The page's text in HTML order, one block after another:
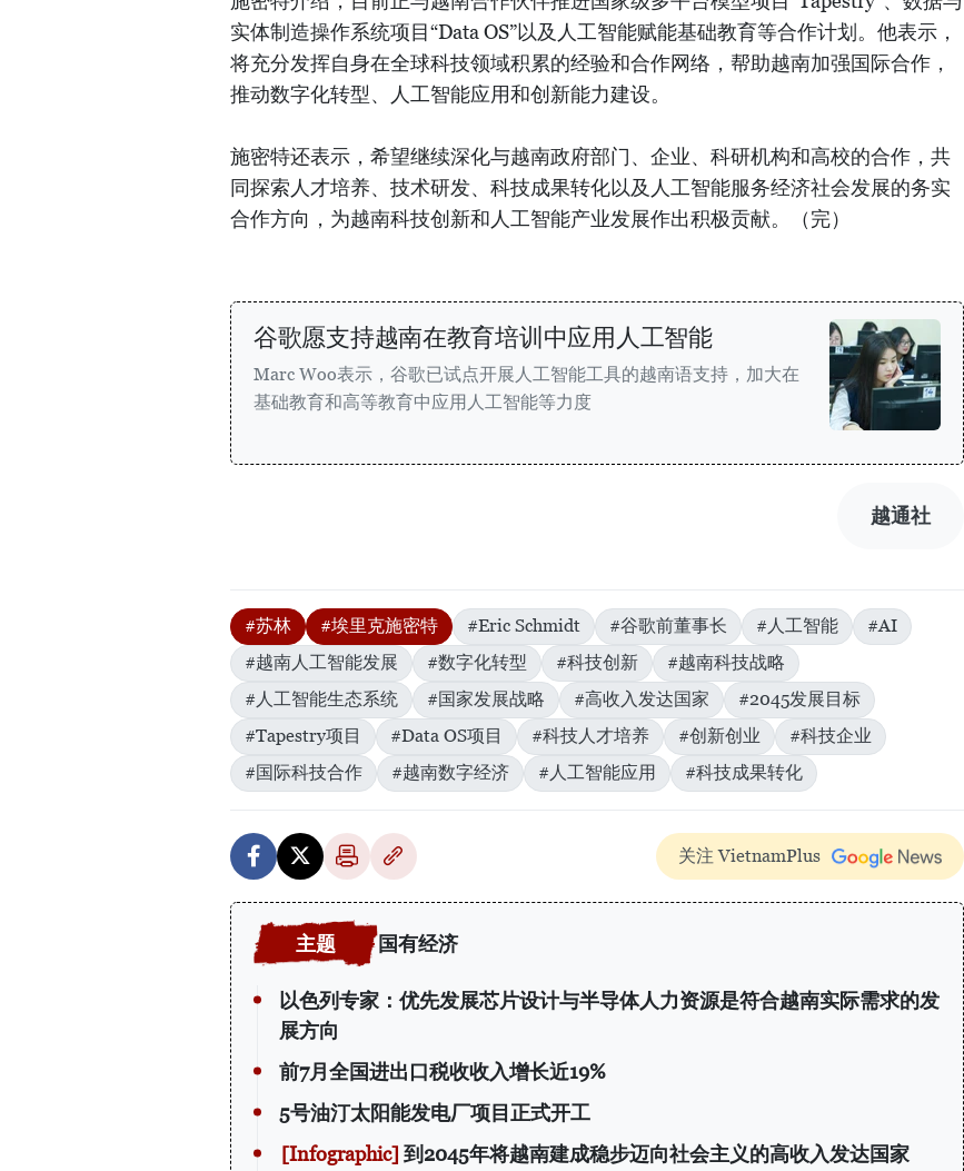
实体制造操作系统项目“Data OS”以及人工智能赋能基础教育等合作计划。他表示，
将充分发挥自身在全球科技领域积累的经验和合作网络，帮助越南加强国际合作，
推动数字化转型、人工智能应用和创新能力建设。
施密特还表示，希望继续深化与越南政府部门、企业、科研机构和高校的合作，共
同探索人才培养、技术研发、科技成果转化以及人工智能服务经济社会发展的务实
合作方向，为越南科技创新和人工智能产业发展作出积极贡献。（完）
谷歌愿支持越南在教育培训中应用人工智能
Marc Woo表示，谷歌已试点开展人工智能工具的越南语支持，加大在
基础教育和高等教育中应用人工智能等力度
越通社
#苏林 #埃里克施密特 #Eric Schmidt #谷歌前董事长 #人工智能
#AI
#越南人工智能发展
#数字化转型 #科技创新
#越南科技战略
#人工智能生态系统
#国家发展战略 #高收入发达国家
#2045发展目标
#Tapestry项目
#Data OS项目 #科技人才培养 #创新创业
#科技企业
#国际科技合作
#越南数字经济 #人工智能应用 #科技成果转化
关注 VietnamPlus
国有经济
以色列专家：优先发展芯片设计与半导体人力资源是符合越南实际需求的发
展方向
前7月全国进出口税收收入增长近19%
5号油汀太阳能发电厂项目正式开工
到2045年将越南建成稳步迈向社会主义的高收入发达国家